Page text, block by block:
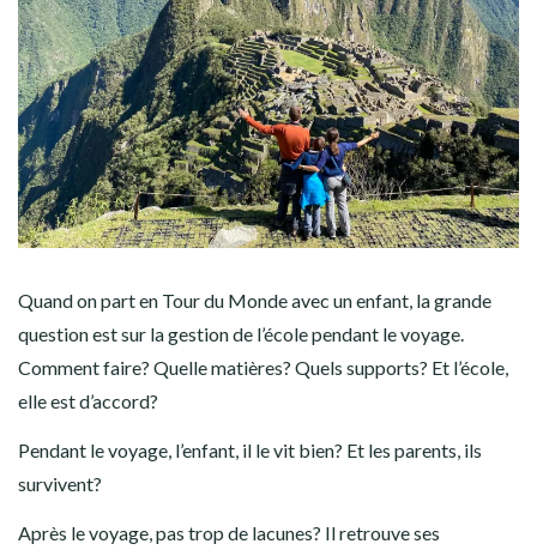
Quand on part en Tour du Monde avec un enfant, la grande
question est sur la gestion de l’école pendant le voyage.
Comment faire? Quelle matières? Quels supports? Et l’école,
elle est d’accord?
Pendant le voyage, l’enfant, il le vit bien? Et les parents, ils
survivent?
Après le voyage, pas trop de lacunes? Il retrouve ses
CONTACT